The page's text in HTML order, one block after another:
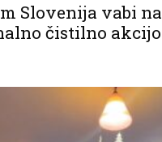
Slovenija vabi na
čistilno akcijo